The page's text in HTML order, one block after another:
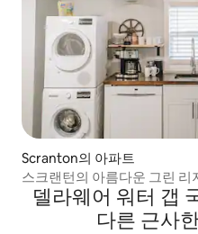
Scranton의 아파트
스크랜턴의 아름다운 그린 리
델라웨어 워터 갭
다른 근사